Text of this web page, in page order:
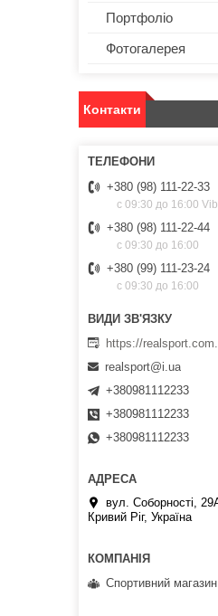
Портфоліо
Фотогалерея
Контакти
+380 (98) 111-22-33
с 09:30 до 16:00
+380 (98) 111-22-44
с 09:30 до 16:00
+380 (99) 111-23-24
с 09:30 до 16:00
https://
realsport@i.ua
+380981112233
+380981112233
+380981112233
вул. Соборності,
Кривий Ріг, Україна
Спортивний